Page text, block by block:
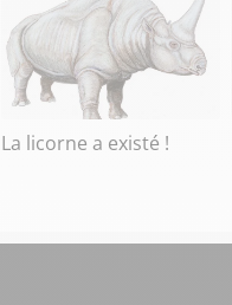
La licorne a existé !